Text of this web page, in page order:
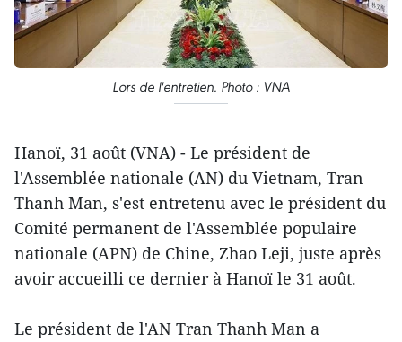
Lors de l'entretien. Photo : VNA
Hanoï, 31 août (VNA) - Le président de
l'Assemblée nationale (AN) du Vietnam, Tran
Thanh Man, s'est entretenu avec le président du
Comité permanent de l'Assemblée populaire
nationale (APN) de Chine, Zhao Leji, juste après
avoir accueilli ce dernier à Hanoï le 31 août.
Le président de l'AN Tran Thanh Man a